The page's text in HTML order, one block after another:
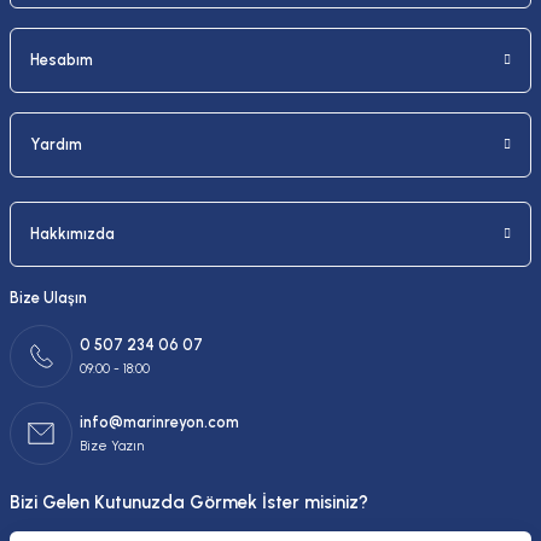
Gönder
Hesabım
Yardım
Hakkımızda
Bize Ulaşın
0 507 234 06 07
09:00 - 18:00
info@marinreyon.com
Bize Yazın
Bizi Gelen Kutunuzda Görmek İster misiniz?